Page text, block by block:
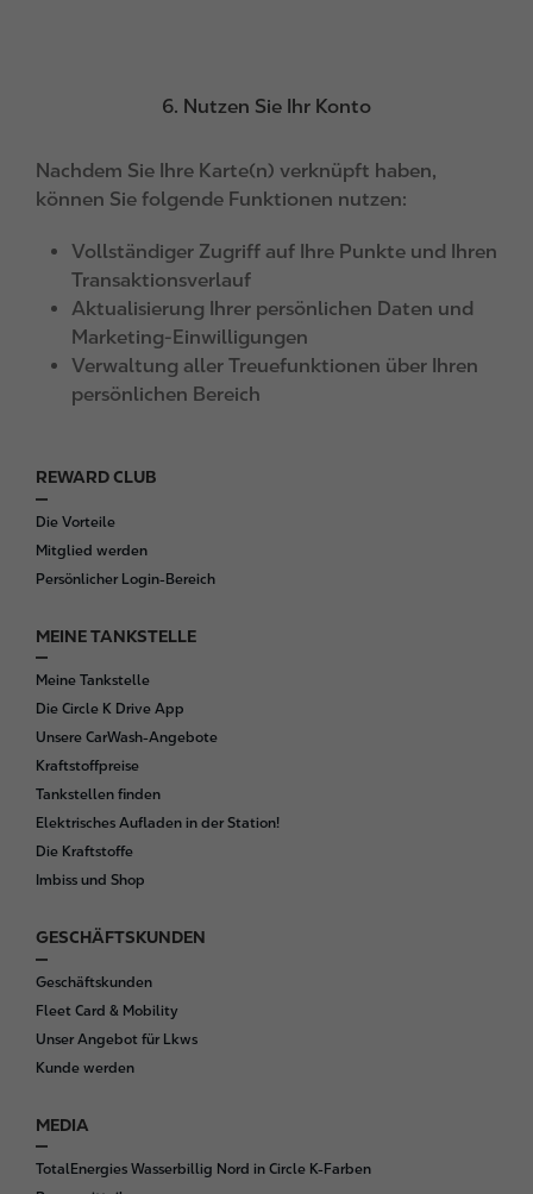
6. Nutzen Sie Ihr Konto
Nachdem Sie Ihre Karte(n) verknüpft haben,
können Sie folgende Funktionen nutzen:
Vollständiger Zugriff auf Ihre Punkte und Ihren
Transaktionsverlauf
Aktualisierung Ihrer persönlichen Daten und
Marketing-Einwilligungen
Verwaltung aller Treuefunktionen über Ihren
persönlichen Bereich
F
o
o
t
r
REWARD CLUB
Die Vorteile
Mitglied werden
Persönlicher Login-Bereich
MEINE TANKSTELLE
Meine Tankstelle
Die Circle K Drive App
Unsere CarWash-Angebote
Kraftstoffpreise
Tankstellen finden
Elektrisches Aufladen in der Station!
Die Kraftstoffe
Imbiss und Shop
GESCHÄFTSKUNDEN
Geschäftskunden
Fleet Card & Mobility
Unser Angebot für Lkws
Kunde werden
MEDIA
TotalEnergies Wasserbillig Nord in Circle K-Farben